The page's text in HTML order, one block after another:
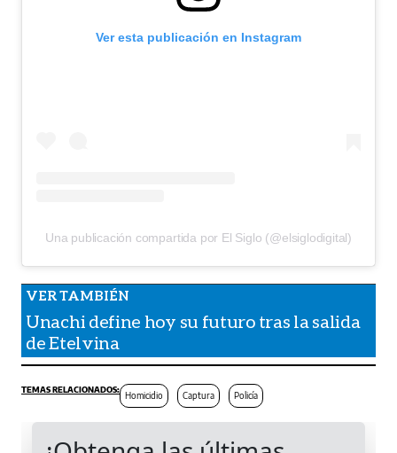
Ver esta publicación en Instagram
Una publicación compartida por El Siglo (@elsiglodigital)
Unachi define hoy su futuro tras la salida
de Etelvina
Homicidio Captura Policía